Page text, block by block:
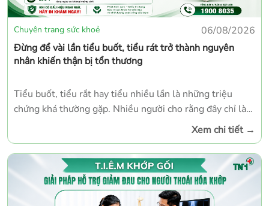
Chuyên trang sức khoẻ
06/08/2026
Đừng để vài lần tiểu buốt, tiểu rát trở thành nguyên
nhân khiến thận bị tổn thương
Tiểu buốt, tiểu rắt hay tiểu nhiều lần là những triệu
chứng khá thường gặp. Nhiều người cho rằng đây chỉ là
biểu hiện “nóng trong người” hoặc sẽ tự khỏi sau vài
trong điều trị có thể khiến nhiễm trùng đường tiết niệu
lan lên thận, gây ra nhiều biến chứng nguy hiểm.
Xem chi tiết→